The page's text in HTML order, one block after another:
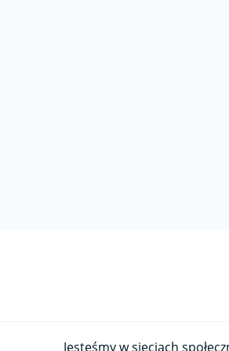
Jesteśmy w sieciach